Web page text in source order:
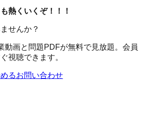
熱くいくぞ！！！
せんか？
動画と問題PDFが無料で見放題。会員
視聴できます。
るお問い合わせ